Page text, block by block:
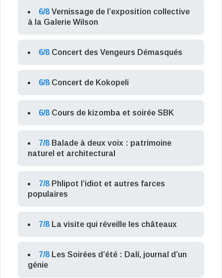
6/8 Vernissage de l’exposition collective
à la Galerie Wilson
6/8 Concert des Vengeurs Démasqués
6/8 Concert de Kokopeli
6/8 Cours de kizomba et soirée SBK
7/8 Balade à deux voix : patrimoine
naturel et architectural
7/8 Phlipot l’idiot et autres farces
populaires
7/8 La visite qui réveille les châteaux
7/8 Les Soirées d’été : Dalí, journal d’un
génie